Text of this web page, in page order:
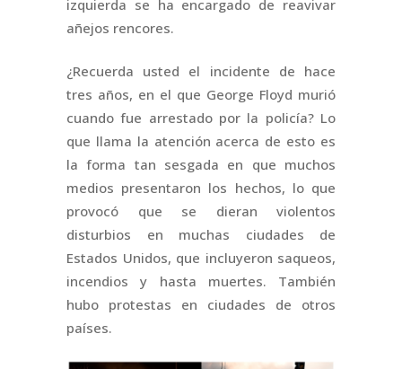
izquierda se ha encargado de reavivar
añejos rencores.
¿Recuerda usted el incidente de hace
tres años, en el que George Floyd murió
cuando fue arrestado por la policía? Lo
que llama la atención acerca de esto es
la forma tan sesgada en que muchos
medios presentaron los hechos, lo que
provocó que se dieran violentos
disturbios en muchas ciudades de
Estados Unidos, que incluyeron saqueos,
incendios y hasta muertes. También
hubo protestas en ciudades de otros
países.